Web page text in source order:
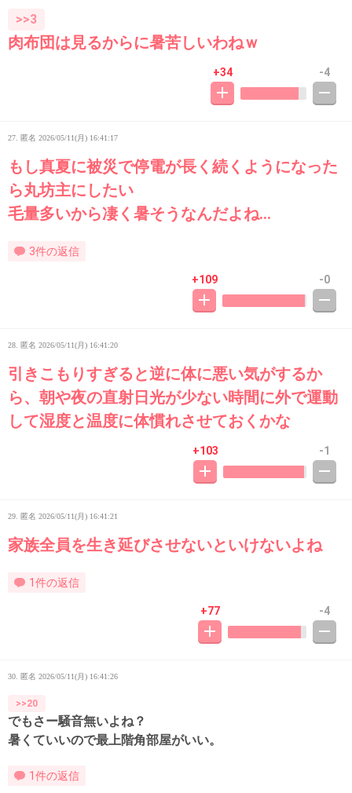
>>3
肉布団は見るからに暑苦しいわねｗ
+34 -4
27. 匿名 2026/05/11(月) 16:41:17
もし真夏に被災で停電が長く続くようになった
ら丸坊主にしたい
毛量多いから凄く暑そうなんだよね…
3件の返信
+109 -0
28. 匿名 2026/05/11(月) 16:41:20
引きこもりすぎると逆に体に悪い気がするか
ら、朝や夜の直射日光が少ない時間に外で運動
して湿度と温度に体慣れさせておくかな
+103 -1
29. 匿名 2026/05/11(月) 16:41:21
家族全員を生き延びさせないといけないよね
1件の返信
+77 -4
30. 匿名 2026/05/11(月) 16:41:26
>>20
でもさー騒音無いよね？
暑くていいので最上階角部屋がいい。
1件の返信